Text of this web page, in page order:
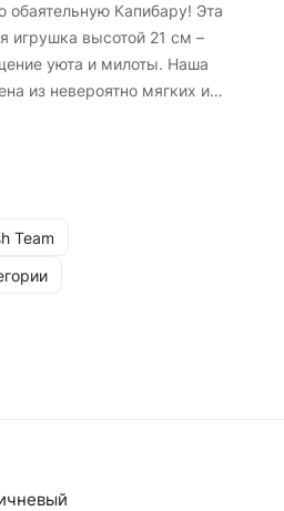
обаятельную Капибару! Эта
игрушка высотой 21 см –
уюта и милоты. Наша
из невероятно мягких и
материалов, что делает ее
и завершенным.
на полке, столе или
и доброту в ваш дом. Это
Team